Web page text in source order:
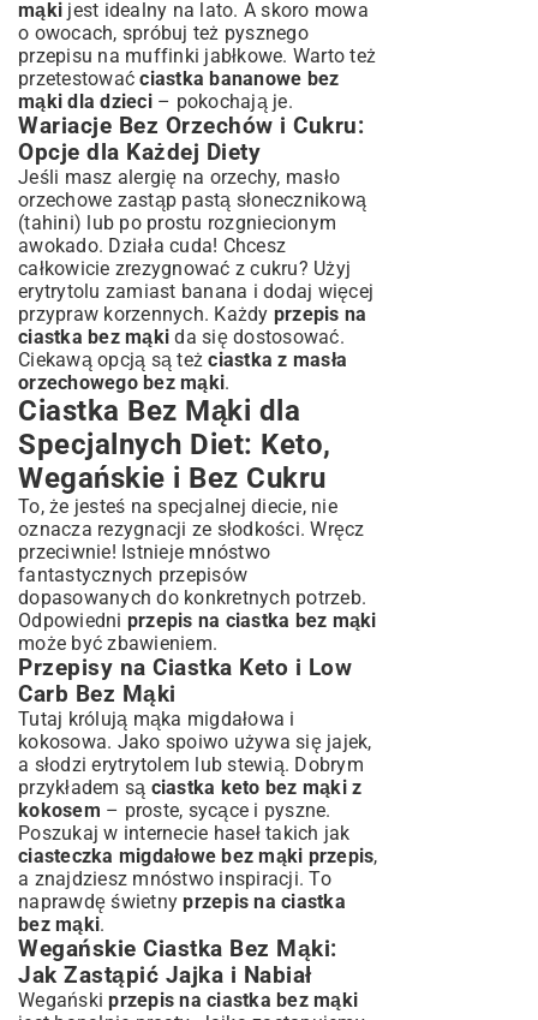
mąki jest idealny na lato. A skoro mowa
o owocach, spróbuj też pysznego
przepisu na muffinki jabłkowe. Warto też
przetestowaćciastka bananowe bez
mąki dla dzieci– pokochają je.
Wariacje Bez Orzechów i Cukru:
Opcje dla Każdej Diety
Jeśli masz alergię na orzechy, masło
orzechowe zastąp pastą słonecznikową
(tahini) lub po prostu rozgniecionym
awokado. Działa cuda! Chcesz
całkowicie zrezygnować z cukru? Użyj
erytrytolu zamiast banana i dodaj więcej
przypraw korzennych. Każdy przepis na
ciastka bez mąki da się dostosować.
Ciekawą opcją są teżciastka z masła
orzechowego bez mąki.
Ciastka Bez Mąki dla
Specjalnych Diet: Keto,
Wegańskie i Bez Cukru
To, że jesteś na specjalnej diecie, nie
oznacza rezygnacji ze słodkości. Wręcz
przeciwnie! Istnieje mnóstwo
fantastycznych przepisów
dopasowanych do konkretnych potrzeb.
Odpowiedni przepis na ciastka bez mąki
może być zbawieniem.
Przepisy na Ciastka Keto i Low
Carb Bez Mąki
Tutaj królują mąka migdałowa i
kokosowa. Jako spoiwo używa się jajek,
a słodzi erytrytolem lub stewią. Dobrym
przykładem są ciastka keto bez mąki z
kokosem – proste, sycące i pyszne.
Poszukaj w internecie haseł takich jak
ciasteczka migdałowe bez mąki przepis,
a znajdziesz mnóstwo inspiracji. To
naprawdę świetnyprzepis na ciastka
bez mąki.
Wegańskie Ciastka Bez Mąki:
Jak Zastąpić Jajka i Nabiał
Wegańskiprzepis na ciastka bez mąki